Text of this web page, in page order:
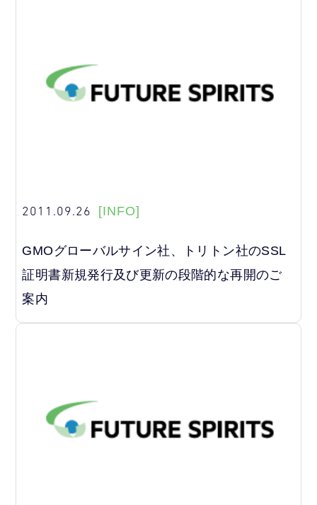
2011.09.26 [INFO]
GMOグローバルサイン社、トリトン社のSSL
証明書新規発行及び更新の段階的な再開のご
案内